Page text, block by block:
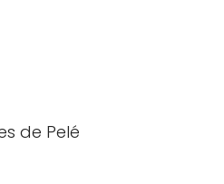
de Pelé